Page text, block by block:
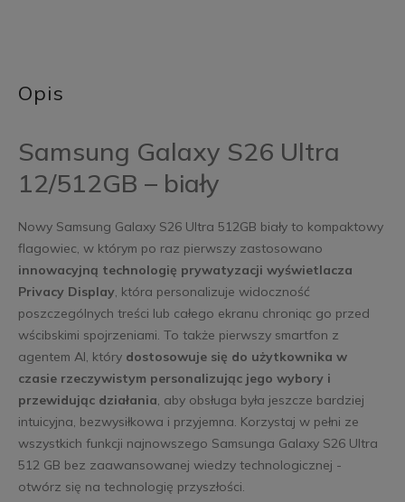
Opis
Samsung Galaxy S26 Ultra
12/512GB – biały
Nowy Samsung Galaxy S26 Ultra 512GB biały to kompaktowy
flagowiec, w którym po raz pierwszy zastosowano
innowacyjną technologię prywatyzacji wyświetlacza
Privacy Display, która personalizuje widoczność
poszczególnych treści lub całego ekranu chroniąc go przed
wścibskimi spojrzeniami. To także pierwszy smartfon z
agentem AI, który dostosowuje się do użytkownika w
czasie rzeczywistym personalizując jego wybory i
przewidując działania, aby obsługa była jeszcze bardziej
intuicyjna, bezwysiłkowa i przyjemna. Korzystaj w pełni ze
wszystkich funkcji najnowszego Samsunga Galaxy S26 Ultra
512 GB bez zaawansowanej wiedzy technologicznej -
otwórz się na technologię przyszłości.